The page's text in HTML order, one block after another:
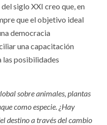
siglo XXI creo que, en
que el objetivo ideal
democracia
una capacitación
las posibilidades
sobre animales, plantas
como especie. ¿Hay
destino a través del cambio